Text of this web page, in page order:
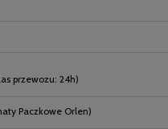
przewozu: 24h)
Paczkowe Orlen)